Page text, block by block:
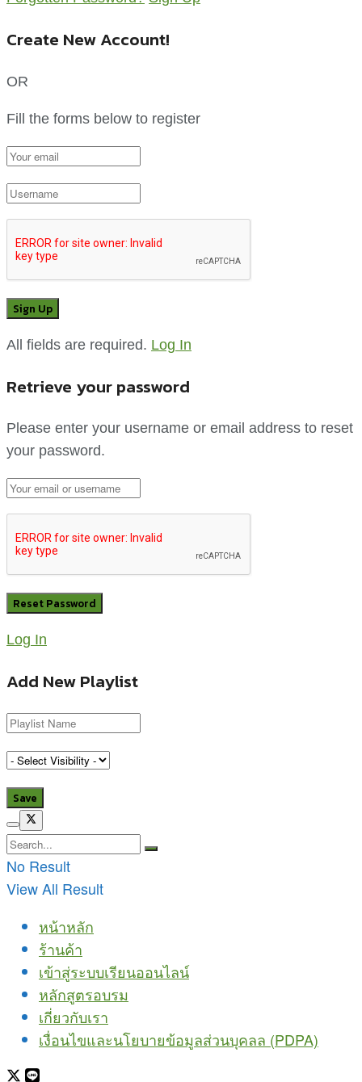
Create New Account!
OR
Fill the forms below to register
All fields are required. Log In
Retrieve your password
Please enter your username or email address to reset
your password.
Log In
Add New Playlist
No Result
View All Result
หน้าหลัก
ร้านค้า
เข้าสู่ระบบเรียนออนไลน์
หลักสูตรอบรม
เกี่ยวกับเรา
เงื่อนไขและนโยบายข้อมูลส่วนบุคลล (PDPA)